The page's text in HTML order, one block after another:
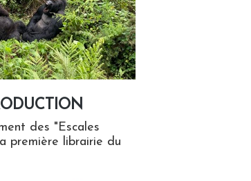
des "Escales
première librairie du